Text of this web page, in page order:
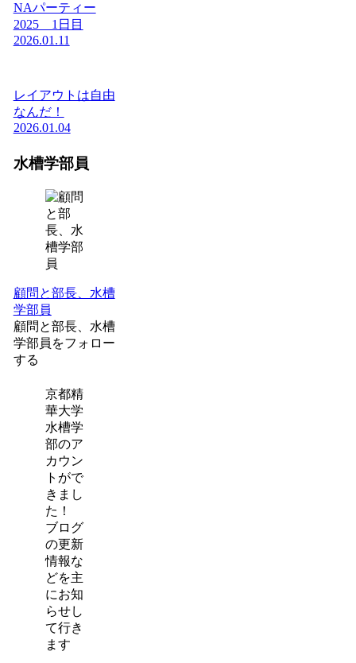
NAパーティー
2025 1日目
2026.01.11
レイアウトは自由
なんだ！
2026.01.04
水槽学部員
顧問と部長、水槽
学部員
顧問と部長、水槽
学部員をフォロー
する
京都精
華大学
水槽学
部のア
カウン
トがで
きまし
た！
ブログ
の更新
情報な
どを主
にお知
らせし
て行き
ます